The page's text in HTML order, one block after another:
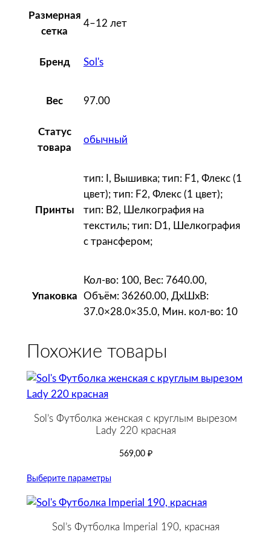
Размерная
сетка
4–12 лет
Бренд Sol's
Вес 97.00
Статус
товара
обычный
Принты
тип: I, Вышивка; тип: F1, Флекс (1
цвет); тип: F2, Флекс (1 цвет);
тип: B2, Шелкография на
текстиль; тип: D1, Шелкография
с трансфером;
Упаковка
Кол-во: 100, Вес: 7640.00,
Объём: 36260.00, ДxШxВ:
37.0×28.0×35.0, Мин. кол-во: 10
Похожие товары
Sol’s Футболка женская с круглым вырезом
Lady 220 красная
569,00 ₽
Выберите параметры
Sol’s Футболка Imperial 190, красная